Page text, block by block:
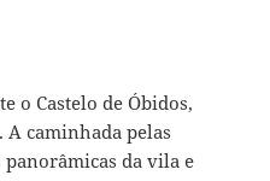
o Castelo de Óbidos,
A caminhada pelas
da vila e